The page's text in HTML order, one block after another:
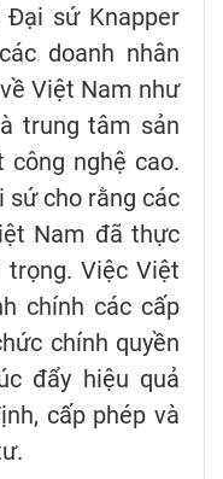
Đại sứ Knapper
doanh nhân
Việt Nam như
trung tâm sản
nghệ cao.
cho rằng các
Nam đã thực
trọng. Việc Việt
chính các cấp
chính quyền
đẩy hiệu quả
cấp phép và